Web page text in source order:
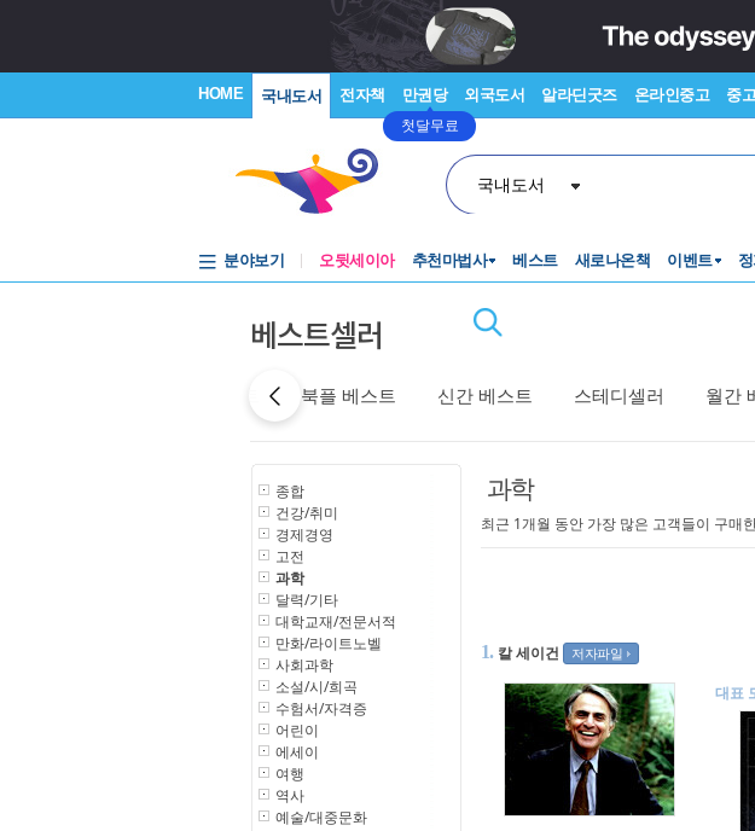
HOME 국내도서 전자책 만권당
첫달무료
외국도서 알라딘굿즈 온라인중고 중
국내도서
분야보기 오뒷세이아 추천마법사 베스트 새로나온책 이벤트
베스트셀러
북플 베스트 신간 베스트 스테디셀러 월간
종합
건강/취미
경제경영
고전
과학
달력/기타
대학교재/전문서적
만화/라이트노벨
사회과학
소설/시/희곡
수험서/자격증
어린이
에세이
여행
역사
예술/대중문화
과학
최근 1개월 동안 가장 많은 고객들이 구매
1. 칼 세이건 저자파일
대표